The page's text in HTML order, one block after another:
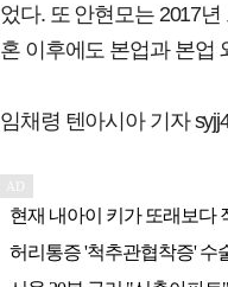
었다. 또 안현모는 2017
혼 이후에도 본업과 본업
임채령 텐아시아 기자